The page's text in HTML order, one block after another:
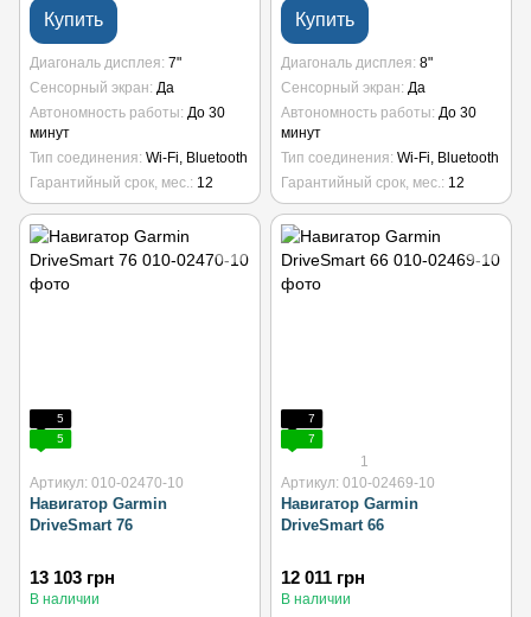
Купить
Диагональ дисплея 7"
Сенсорный экран Да
Автономность работы До 30
минут
Тип соединения Wi-Fi, Bluetooth
Гарантийный срок, мес.
12
Купить
Диагональ дисплея 8"
Сенсорный экран Да
Автономность работы До 30
минут
Тип соединения Wi-Fi, Bluetooth
Гарантийный срок, мес.
12
5
5
Артикул: 010-02470-10
Навигатор Garmin
DriveSmart 76
13 103 грн
В наличии
7
7
1
Артикул: 010-02469-10
Навигатор Garmin
DriveSmart 66
12 011 грн
В наличии